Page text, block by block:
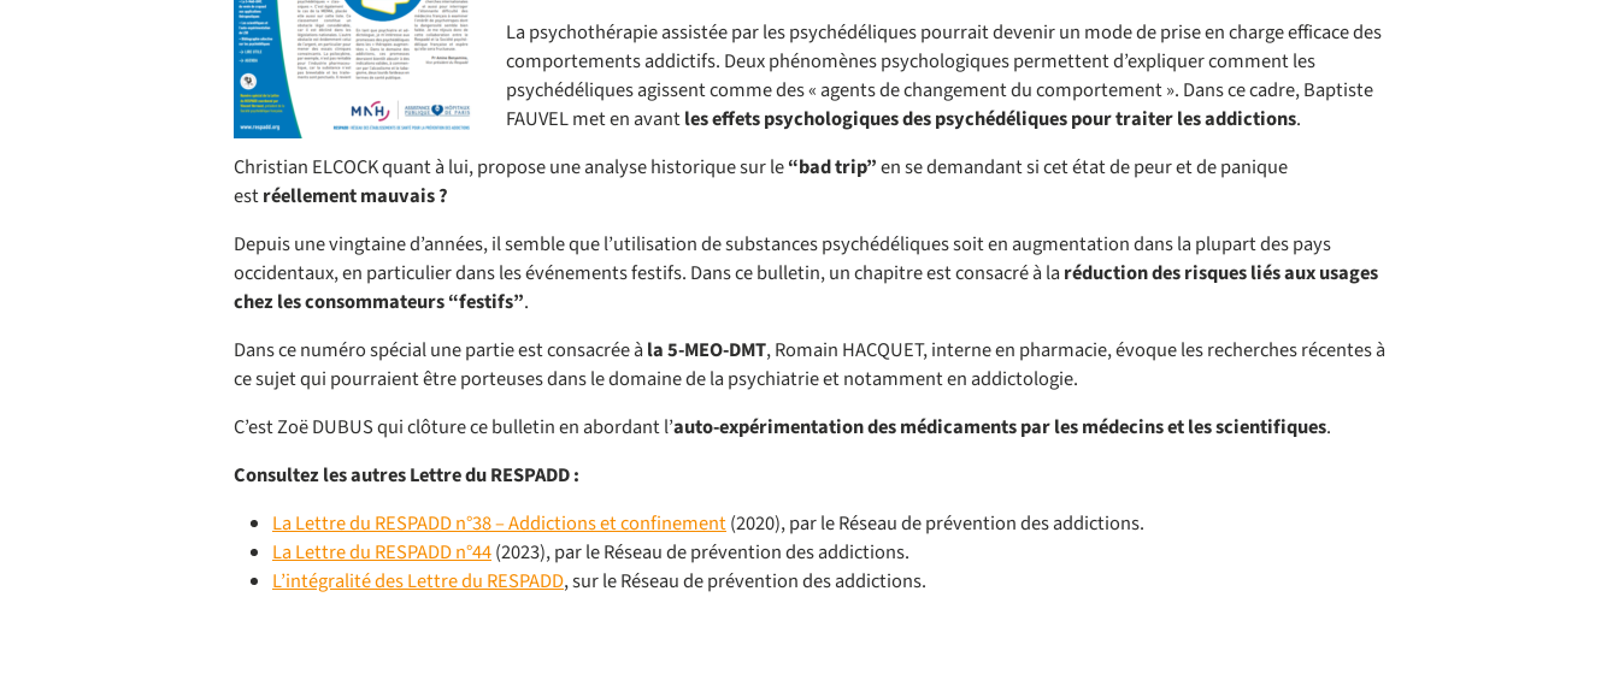
La psychothérapie assistée par les psychédéliques pourrait devenir un mode de prise en charge efficace des
comportements addictifs. Deux phénomènes psychologiques permettent d’expliquer comment les
psychédéliques agissent comme des « agents de changement du comportement ». Dans ce cadre, Baptiste
FAUVEL met en avantles effets psychologiques des psychédéliques pour traiter les addictions.
Christian ELCOCK quant à lui, propose une analyse historique sur le“bad trip”en se demandant si cet état de peur et de panique
estréellement mauvais ?
Depuis une vingtaine d’années, il semble que l’utilisation de substances psychédéliques soit en augmentation dans la plupart des pays
occidentaux, en particulier dans les événements festifs. Dans ce bulletin, un chapitre est consacré à la réduction des risques liés aux usages
chez les consommateurs “festifs”.
Dans ce numéro spécial une partie est consacrée à la 5-MEO-DMT, Romain HACQUET, interne en pharmacie, évoque les recherches récentes à
ce sujet qui pourraient être porteuses dans le domaine de la psychiatrie et notamment en addictologie.
C’est Zoë DUBUS qui clôture ce bulletin en abordant l’auto-expérimentation des médicaments par les médecins et les scientifiques.
Consultez les autres Lettre du RESPADD :
La Lettre du RESPADD n°38 – Addictions et confinement(2020), par le Réseau de prévention des addictions.
La Lettre du RESPADD n°44(2023), par le Réseau de prévention des addictions.
L’intégralité des Lettre du RESPADD, sur le Réseau de prévention des addictions.